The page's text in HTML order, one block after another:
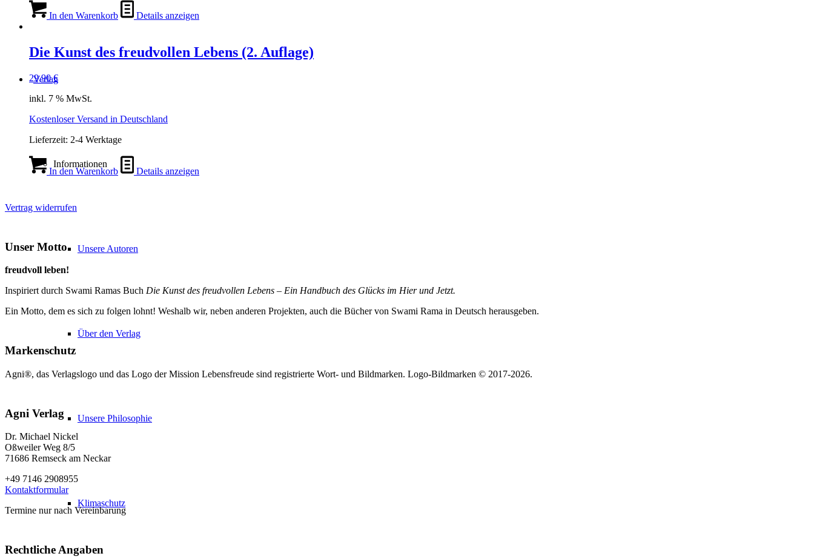
Verlag
Informationen
Unsere Autoren
Über den Verlag
Unsere Philosophie
Klimaschutz
In den Warenkorb Details anzeigen
Die Kunst des freudvollen Lebens (2. Auflage)
29,90€
inkl. 7 % MwSt.
Kostenloser Versand in Deutschland
Lieferzeit: 2-4 Werktage
In den Warenkorb Details anzeigen
Vertrag widerrufen
Unser Motto
freudvoll leben!
Inspiriert durch Swami Ramas Buch Die Kunst des freudvollen Lebens – Ein Handbuch des Glücks im Hier und Jetzt.
Ein Motto, dem es sich zu folgen lohnt! Weshalb wir, neben anderen Projekten, auch die Bücher von Swami Rama in Deutsch herausgeben.
Markenschutz
Agni®, das Verlagslogo und das Logo der Mission Lebensfreude sind registrierte Wort- und Bildmarken. Logo-Bildmarken © 2017-2026.
Agni Verlag
Dr. Michael Nickel
Oßweiler Weg 8/5
71686 Remseck am Neckar
+49 7146 2908955
Kontaktformular
Termine nur nach Vereinbarung
Rechtliche Angaben